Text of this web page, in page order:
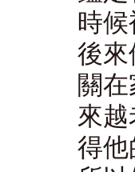
時
後
關
來
得